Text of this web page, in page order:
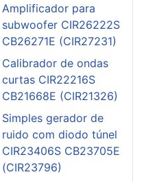
Amplificador para
subwoofer CIR26222S
CB26271E (CIR27231)
Calibrador de ondas
curtas CIR22216S
CB21668E (CIR21326)
Simples gerador de
ruido com diodo túnel
CIR23406S CB23705E
(CIR23796)